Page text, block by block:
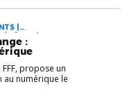
|
| VIE DES
:
propose un
au numérique le